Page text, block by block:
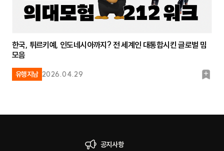
유행지남 2026.04.29
북
한국, 튀르키예, 인도네시아까지? 전 세계인 대통합시킨 글로벌 밈
모음
공지사항